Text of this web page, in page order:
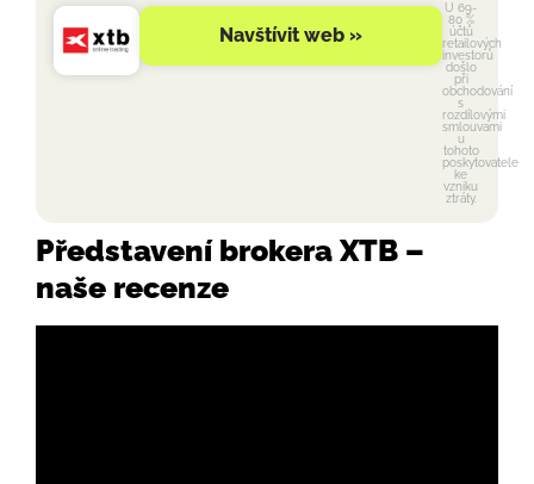
Navštívit web »
U 69-
80 %
účtů
retailových
investorů
došlo
při
obchodování
s
rozdílovými
smlouvami
u
tohoto
poskytovatele
ke
vzniku
ztráty.
Představení brokera XTB –
naše recenze